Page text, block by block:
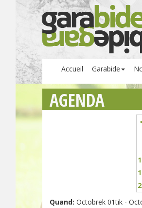
Accueil Garabide
AGENDA
Quand: Octobrek 01tik -